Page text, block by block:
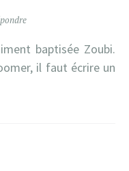
baptisée Zoubi.
il faut écrire un